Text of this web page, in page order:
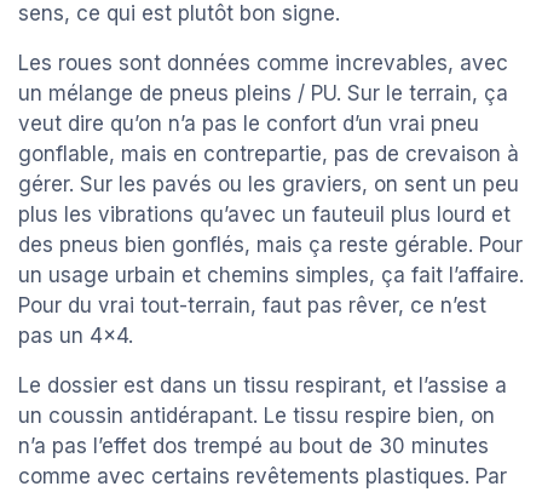
sens, ce qui est plutôt bon signe.
Les roues sont données comme increvables, avec
un mélange de pneus pleins / PU. Sur le terrain, ça
veut dire qu’on n’a pas le confort d’un vrai pneu
gonflable, mais en contrepartie, pas de crevaison à
gérer. Sur les pavés ou les graviers, on sent un peu
plus les vibrations qu’avec un fauteuil plus lourd et
des pneus bien gonflés, mais ça reste gérable. Pour
un usage urbain et chemins simples, ça fait l’affaire.
Pour du vrai tout-terrain, faut pas rêver, ce n’est
pas un 4x4.
Le dossier est dans un tissu respirant, et l’assise a
un coussin antidérapant. Le tissu respire bien, on
n’a pas l’effet dos trempé au bout de 30 minutes
comme avec certains revêtements plastiques. Par